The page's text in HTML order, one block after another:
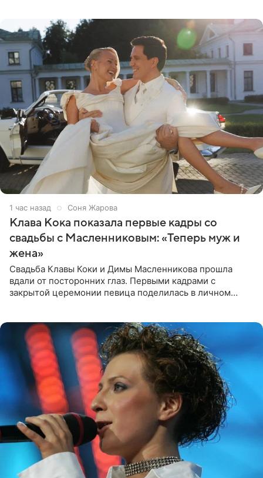
1 час назад Соня Жарова
Клава Кока показала первые кадры со
свадьбы с Масленниковым: «Теперь муж и
жена»
Свадьба Клавы Коки и Димы Масленникова прошла
вдали от посторонних глаз. Первыми кадрами с
закрытой церемонии певица поделилась в личном